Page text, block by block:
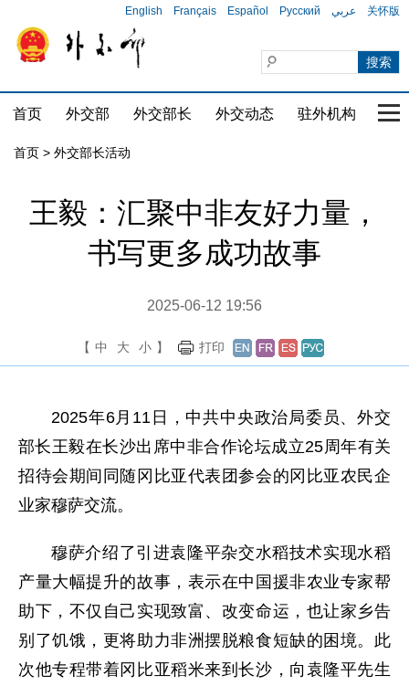
English Français Español Русский عربي 关怀版
首页 外交部 外交部长 外交动态 驻外机构 国
首页 > 外交部长活动
王毅：汇聚中非友好力量，
书写更多成功故事
2025-06-12 19:56
【 中 大 小 】 打印
2025年6月11日，中共中央政治局委员、外交
部长王毅在长沙出席中非合作论坛成立25周年有关
招待会期间同随冈比亚代表团参会的冈比亚农民企
业家穆萨交流。
穆萨介绍了引进袁隆平杂交水稻技术实现水稻
产量大幅提升的故事，表示在中国援非农业专家帮
助下，不仅自己实现致富、改变命运，也让家乡告
别了饥饿，更将助力非洲摆脱粮食短缺的困境。此
次他专程带着冈比亚稻米来到长沙，向袁隆平先生